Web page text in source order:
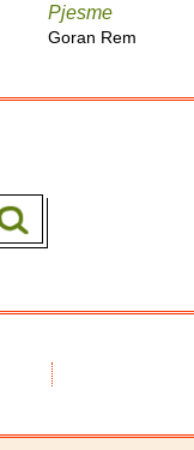
Pjesme
Goran Rem